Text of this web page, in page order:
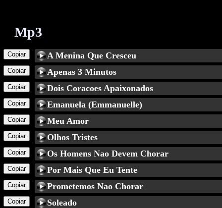
Mp3
A Menina Que Cresceu
Copiar
Apenas 3 Minutos
Copiar
Dois Coracoes Apaixonados
Copiar
Emanuela (Emmanuelle)
Copiar
Meu Amor
Copiar
Olhos Tristes
Copiar
Os Homens Nao Devem Chorar
Copiar
Por Mais Que Eu Tente
Copiar
Prometemos Nao Chorar
Copiar
Soleado
Copiar